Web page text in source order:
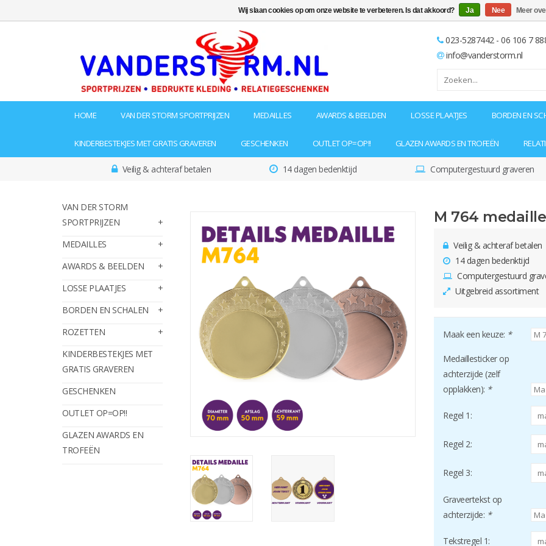
023-5287442 - 06 106 7
info@vanderstorm.nl
HOME VAN DER STORM SPORTPRIJZEN MEDAILLES AWARDS & BEELDEN LOSSE PLAATJES BORDEN EN
KINDERBESTEKJES MET GRATIS GRAVEREN GESCHENKEN OUTLET OP=OP!! GLAZEN AWARDS EN TROFEËN
Veilig & achteraf betalen 14 dagen bedenktijd Computergestuurd graveren
VAN DER STORM
SPORTPRIJZEN
MEDAILLES
AWARDS & BEELDEN
LOSSE PLAATJES
BORDEN EN SCHALEN
ROZETTEN
KINDERBESTEKJES MET
GRATIS GRAVEREN
GESCHENKEN
OUTLET OP=OP!!
GLAZEN AWARDS EN
TROFEËN
M 764
Veilig & achteraf betalen
14 dagen bedenktijd
Computergestuurd
Uitgebreid assortiment
Maak een keuze: *
Medaillesticker op
achterzijde (zelf
opplakken): *
Regel 1:
Regel 2:
Regel 3:
Graveertekst op
achterzijde: *
Tekstregel 1:
Wij slaan cookies op om onze website te verbeteren. Is dat akkoord? Ja Nee Meer